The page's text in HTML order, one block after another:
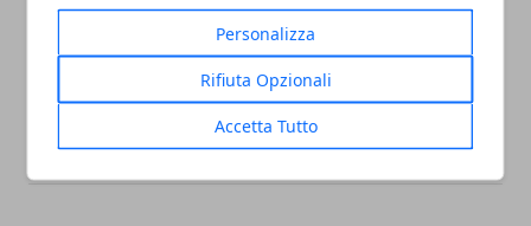
Personalizza
Rifiuta Opzionali
Accetta Tutto
Facebook
TwitterWhatsapp